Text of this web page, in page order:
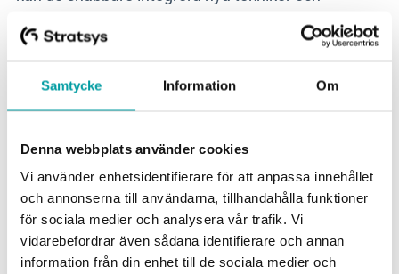
Samtycke Information Om
Denna webbplats använder cookies
Vi använder enhetsidentifierare för att anpassa innehållet
och annonserna till användarna, tillhandahålla funktioner
för sociala medier och analysera vår trafik. Vi
vidarebefordrar även sådana identifierare och annan
information från din enhet till de sociala medier och
innovationer, vilket innebär att kommuner därmed
kan ligga steget före i den digitala transformationen
Dessutom har leverantörerna djupare kunskap och
värdefull vägledning och stöd.
6. Slå hål på gamla sanningar om
ineffektivitet och komplexitet